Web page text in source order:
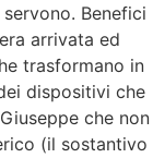
Benefici
arrivata ed
trasformano in
dispositivi che
che non
(il sostantivo